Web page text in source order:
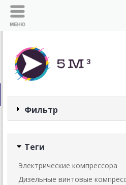
Фильтр
Теги
Электрические компрессора
Дизельные винтовые